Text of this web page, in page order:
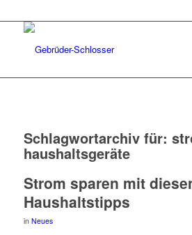
Schlagwortarchiv für:
haushaltsgeräte
Strom sparen mit
Haushaltstipps
in Neues